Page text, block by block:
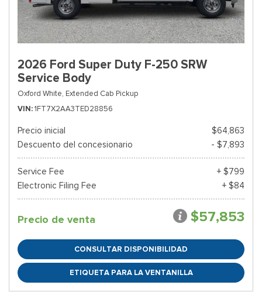
2026 Ford Super Duty F-250 SRW
Service Body
Oxford White, Extended Cab Pickup
VIN 1FT7X2AA3TED28856
Precio inicial
$64,863
Descuento del concesionario
- $7,893
Service Fee
+ $799
Electronic Filing Fee
+ $84
Precio de venta $57,853
CONSULTAR DISPONIBILIDAD
ETIQUETA PARA LA VENTANILLA